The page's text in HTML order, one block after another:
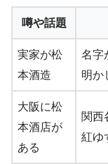
噂や話題
実家が松
本酒造
名字
明か
大阪に松
本酒店が
ある
関西
紅ゆ